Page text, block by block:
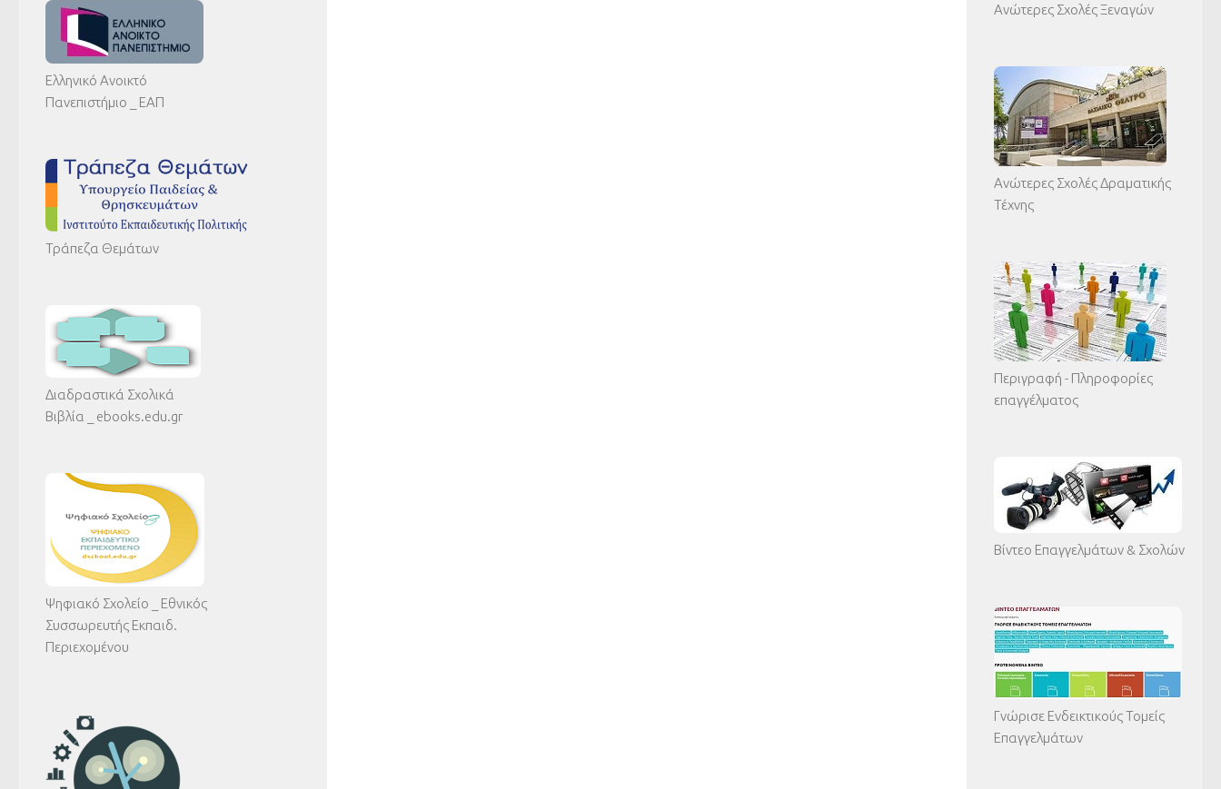
Ελληνικό Ανοικτό
Πανεπιστήμιο _ ΕΑΠ
Τράπεζα Θεμάτων
Διαδραστικά Σχολικά
Βιβλία _ ebooks.edu.gr
Ψηφιακό Σχολείο _ Εθνικός
Συσσωρευτής Εκπαιδ.
Περιεχομένου
Ανώτερες Σχολές Ξεναγών
Ανώτερες Σχολές Δραματικής
Τέχνης
Περιγραφή - Πληροφορίες
επαγγέλματος
Βίντεο Επαγγελμάτων & Σχολών
Γνώρισε Ενδεικτικούς Τομείς
Επαγγελμάτων